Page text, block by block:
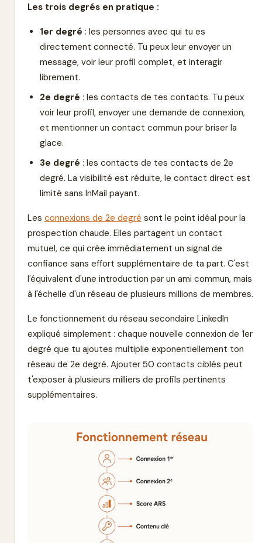
Les trois degrés en pratique :
1er degré : les personnes avec qui tu es
directement connecté. Tu peux leur envoyer un
message, voir leur profil complet, et interagir
librement.
2e degré : les contacts de tes contacts. Tu peux
voir leur profil, envoyer une demande de connexion,
et mentionner un contact commun pour briser la
glace.
3e degré : les contacts de tes contacts de 2e
degré. La visibilité est réduite, le contact direct est
limité sans InMail payant.
Les connexions de 2e degré sont le point idéal pour la
prospection chaude. Elles partagent un contact
mutuel, ce qui crée immédiatement un signal de
confiance sans effort supplémentaire de ta part. C'est
l'équivalent d'une introduction par un ami commun, mais
à l'échelle d'un réseau de plusieurs millions de membres.
Le fonctionnement du réseau secondaire LinkedIn
expliqué simplement : chaque nouvelle connexion de 1er
degré que tu ajoutes multiplie exponentiellement ton
réseau de 2e degré. Ajouter 50 contacts ciblés peut
t'exposer à plusieurs milliers de profils pertinents
supplémentaires.